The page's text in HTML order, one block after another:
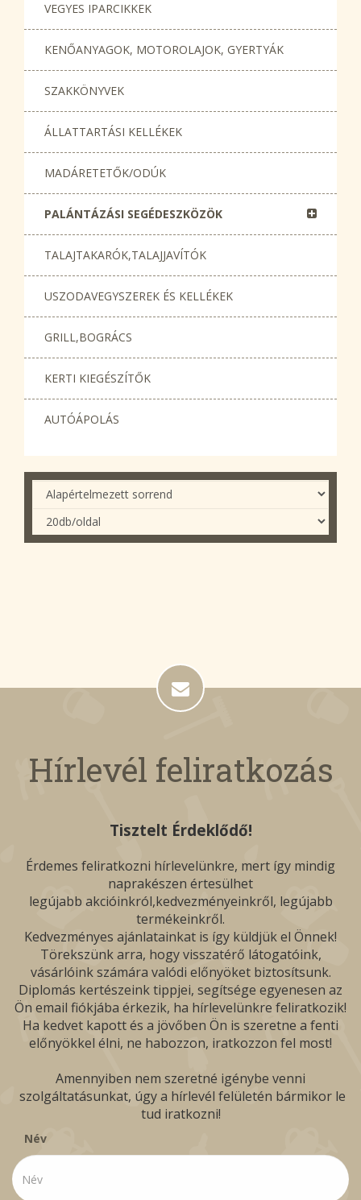
VEGYES IPARCIKKEK
KENŐANYAGOK, MOTOROLAJOK, GYERTYÁK
SZAKKÖNYVEK
ÁLLATTARTÁSI KELLÉKEK
MADÁRETETŐK/ODÚK
PALÁNTÁZÁSI SEGÉDESZKÖZÖK
TALAJTAKARÓK,TALAJJAVÍTÓK
USZODAVEGYSZEREK ÉS KELLÉKEK
GRILL,BOGRÁCS
KERTI KIEGÉSZÍTŐK
AUTÓÁPOLÁS
Hírlevél feliratkozás
Tisztelt Érdeklődő!
Érdemes feliratkozni hírlevelünkre, mert így mindig
naprakészen értesülhet
legújabb akcióinkról,kedvezményeinkről, legújabb
termékeinkről.
Kedvezményes ajánlatainkat is így küldjük el Önnek!
Törekszünk arra, hogy visszatérő látogatóink,
vásárlóink számára valódi előnyöket biztosítsunk.
Diplomás kertészeink tippjei, segítsége egyenesen az
Ön email fiókjába érkezik, ha hírlevelünkre feliratkozik!
Ha kedvet kapott és a jövőben Ön is szeretne a fenti
előnyökkel élni, ne habozzon, iratkozzon fel most!
Amennyiben nem szeretné igénybe venni
szolgáltatásunkat, úgy a hírlevél felületén bármikor le
tud iratkozni!
Név